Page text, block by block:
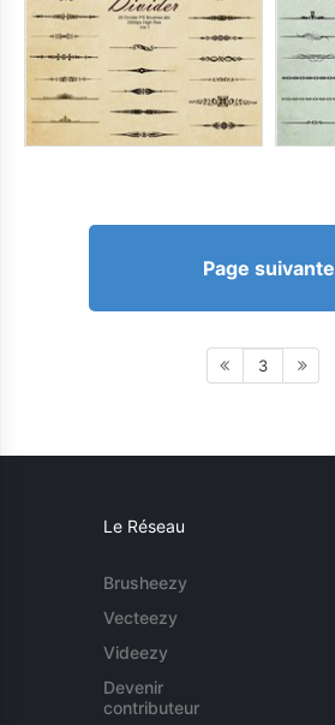
Page suivante
3
Le Réseau
Brusheezy
Vecteezy
Videezy
Devenir
contributeur